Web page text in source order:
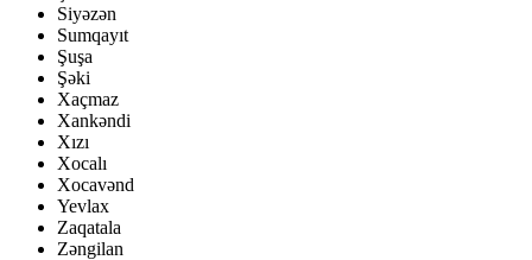
Siyəzən
Sumqayıt
Şuşa
Şəki
Xaçmaz
Xankəndi
Xızı
Xocalı
Xocavənd
Yevlax
Zaqatala
Zəngilan